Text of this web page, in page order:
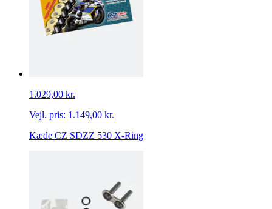
1.029,00 kr.
Vejl. pris: 1.149,00 kr.
Kæde CZ SDZZ 530 X-Ring